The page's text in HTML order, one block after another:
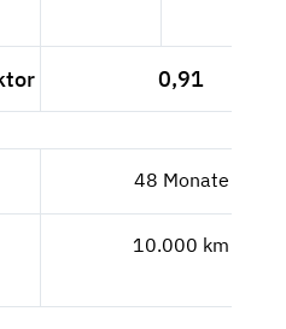
0,91
48 Monate
10.000 km